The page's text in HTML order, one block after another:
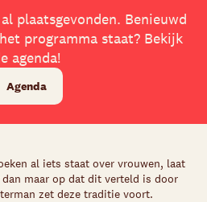
plaatsgevonden. Benieuwd
programma staat? Bekijk
agenda!
Agenda
al iets staat over vrouwen, laat
maar op dat dit verteld is door
zet deze traditie voort.